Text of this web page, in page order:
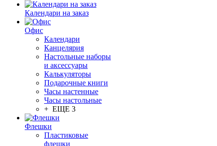
Календари на заказ
Офис
Календари
Канцелярия
Настольные наборы
и аксессуары
Калькуляторы
Подарочные книги
Часы настенные
Часы настольные
+ ЕЩЕ 3
Флешки
Пластиковые
флешки